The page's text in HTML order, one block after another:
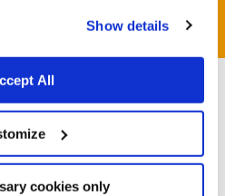
Show details
All
cookies only
liés